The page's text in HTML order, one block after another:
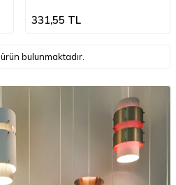
331,55 TL
ürün bulunmaktadır.